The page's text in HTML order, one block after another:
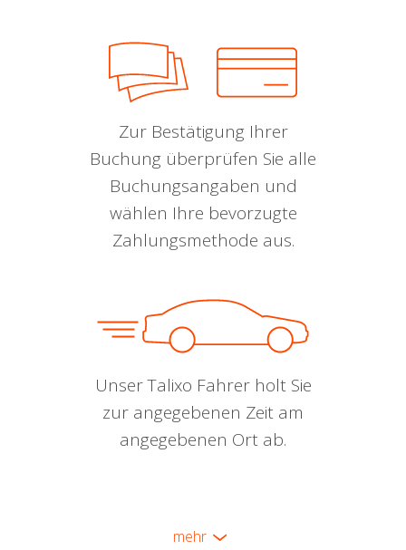
Zur Bestätigung Ihrer
Buchung überprüfen Sie alle
Buchungsangaben und
wählen Ihre bevorzugte
Zahlungsmethode aus.
Unser Talixo Fahrer holt Sie
zur angegebenen Zeit am
angegebenen Ort ab.
mehr